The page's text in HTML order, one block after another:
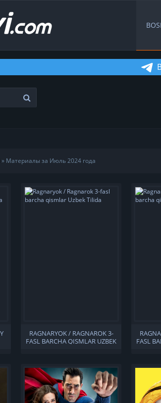
» Материалы за Июль 2024 года
RAGNARYOK / RAGNAROK 3-
FASL BARCHA QISMLAR UZBEK
FASL